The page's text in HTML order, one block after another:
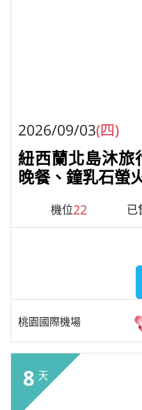
2026/09/03(四)
紐西蘭北島沐旅
晚餐、鐘乳石螢
機位22 已
桃園國際機場
8 天